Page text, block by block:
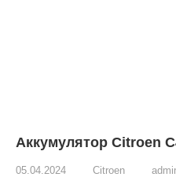
Аккумулятор Citroen
05.04.2024 Citroen